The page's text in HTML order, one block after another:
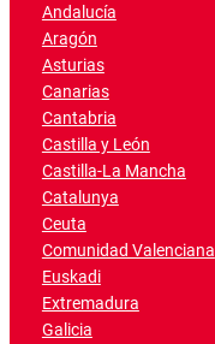
Andalucía
Aragón
Asturias
Canarias
Cantabria
Castilla y León
Castilla-La Mancha
Catalunya
Ceuta
Comunidad Valenciana
Euskadi
Extremadura
Galicia